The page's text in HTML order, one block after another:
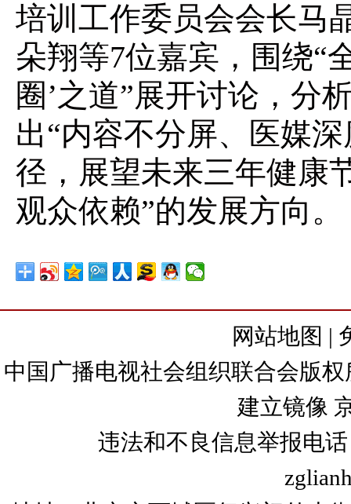
培训工作委员会会长马
朵翔等7位嘉宾，围绕“
圈’之道”展开讨论，分
出“内容不分屏、医媒
径，展望未来三年健康
观众依赖”的发展方向。
网站地图 |
中国广播电视社会组织联合会版
建立镜像
违法和不良信息举报电